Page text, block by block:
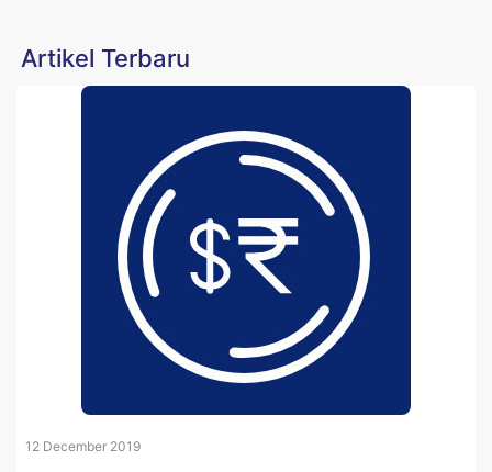
Artikel Terbaru
12 December 2019